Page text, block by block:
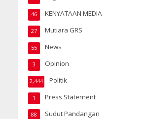
KENYATAAN MEDIA
46
Mutiara GRS
27
News
55
Opinion
3
Politik
2,444
Press Statement
1
Sudut Pandangan
88